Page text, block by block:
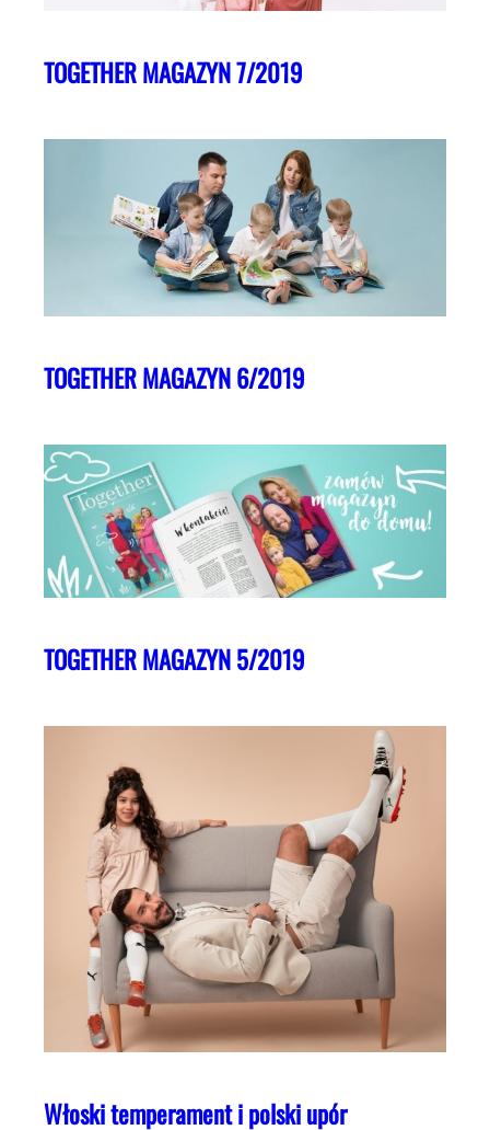
TOGETHER MAGAZYN 7/2019
TOGETHER MAGAZYN 6/2019
TOGETHER MAGAZYN 5/2019
Włoski temperament i polski upór